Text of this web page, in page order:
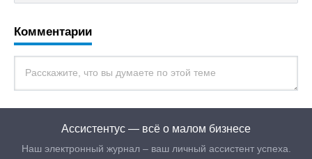
Комментарии
Ассистентус — всё о малом бизнесе
Наш электронный журнал – ваш личный ассистент успеха.